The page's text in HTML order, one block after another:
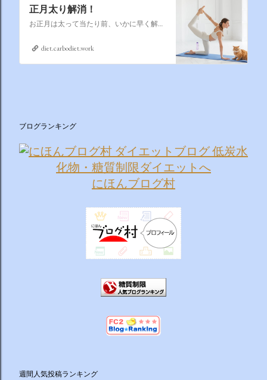
正月太り解消！
お正月は太って当たり前、いかに早く解消するかそれが課題なのです
diet.carbodiet.work
ブログランキング
にほんブログ村
週間人気投稿ランキング